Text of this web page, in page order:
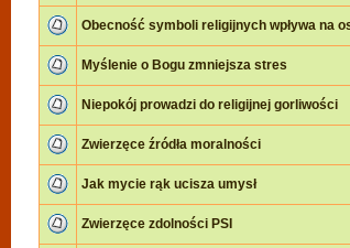
Obecność symboli religijnych wpływa na
Myślenie o Bogu zmniejsza stres
Niepokój prowadzi do religijnej gorliwości
Zwierzęce źródła moralności
Jak mycie rąk ucisza umysł
Zwierzęce zdolności PSI